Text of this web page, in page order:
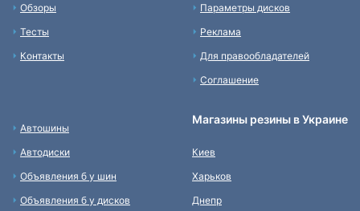
Обзоры
Тесты
Контакты
Параметры дисков
Реклама
Для правообладателей
Соглашение
Автошины
Автодиски
Объявления б у шин
Объявления б у дисков
Магазины резины в Украине
Киев
Харьков
Днепр